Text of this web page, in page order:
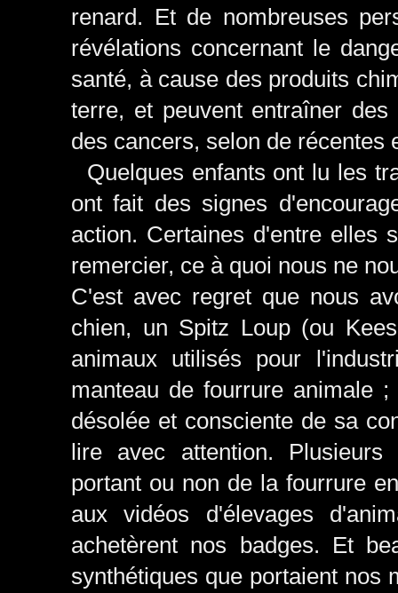
renard. Et de nombreuses
révélations concernant le
santé, à cause des produits
terre, et peuvent entraîner des
des cancers, selon de récentes
Quelques enfants ont lu les
ont fait des signes
action. Certaines d'entre elles
remercier, ce à quoi nous ne
C'est avec regret que nous
chien, un Spitz Loup (ou
animaux utilisés pour
manteau de fourrure animale
désolée et consciente de sa
lire avec attention.
portant ou non de la fourrure
aux vidéos d'élevages
achetèrent nos badges. Et
synthétiques que portaient nos